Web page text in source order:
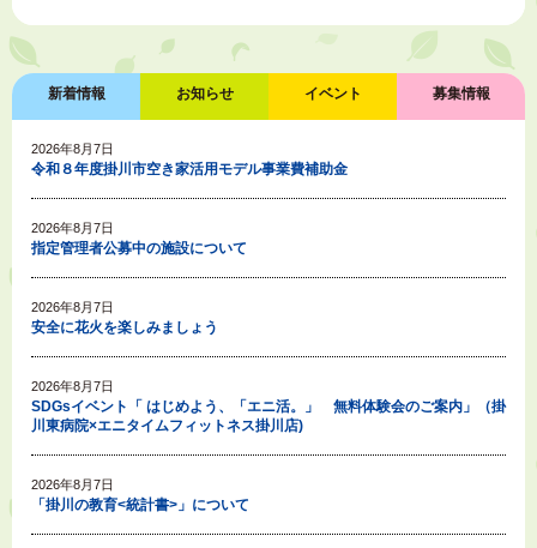
新着情報 お知らせ イベント 募集情報
2026年8月7日
令和８年度掛川市空き家活用モデル事業費補助金
2026年8月7日
指定管理者公募中の施設について
2026年8月7日
安全に花火を楽しみましょう
2026年8月7日
SDGsイベント「 はじめよう、「エニ活。」 無料体験会のご案内」（掛
川東病院×エニタイムフィットネス掛川店)
2026年8月7日
「掛川の教育<統計書>」について